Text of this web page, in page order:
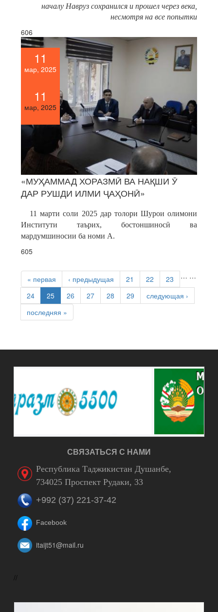
началу Навруз сохранился и прошел через века,
несмотря на все попытки
606
11
мар, 2025
11
мар, 2025
«МУҲАММАД ХОРАЗМӢ ВА НАҚШИ Ӯ
ДАР РУШДИ ИЛМИ ҶАҲОНӢ»
11 марти соли 2025 дар толори Шурои олимони
Институти таърих, бостоншиносӣ ва
мардумшиносии ба номи А.
605
СТРАНИЦЫ
« первая ‹ предыдущая …
21 22
23
24
25 26 27 28 29
…
следующая ›
последняя »
СВЯЗАТЬСЯ С НАМИ
Республика Таджикистан Душанбе,
734025 Проспект Рудаки, 33
+992 (37) 221-37-42
Facebook
itaijt51@mail.ru
//